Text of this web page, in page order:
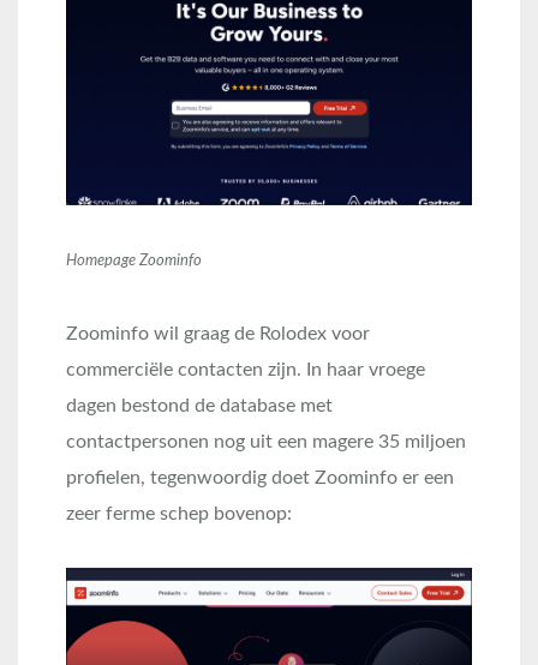
Homepage Zoominfo
Zoominfo wil graag de Rolodex voor
commerciële contacten zijn. In haar vroege
dagen bestond de database met
contactpersonen nog uit een magere 35 miljoen
profielen, tegenwoordig doet Zoominfo er een
zeer ferme schep bovenop: